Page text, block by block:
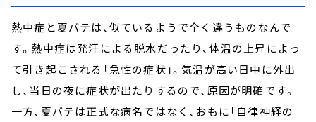
熱中症と夏バテは、似ているようで全く違うものなんで
す。熱中症は発汗による脱水だったり、体温の上昇によっ
て引き起こされる「急性の症状」。気温が高い日中に外出
し、当日の夜に症状が出たりするので、原因が明確です。
一方、夏バテは正式な病名ではなく、おもに「自律神経の